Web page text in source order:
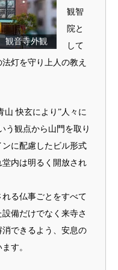
観音寺外観
観智
院と
して
灯を守り上人の教え
山 快玄により”人々に
う観点から山門を取り
に配慮したビル形式
内は明るく開放され
る仏事ごとをすべて
備だけでなく来寺さ
できるよう、安息の
す。